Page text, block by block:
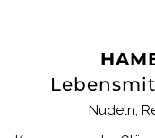
Nudeln,